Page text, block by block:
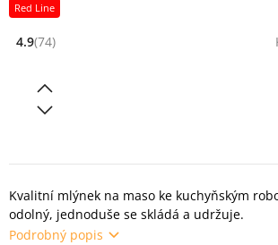
Red Line
Hodnocení: 4.9 z 5 (74 recenzí)
4.9(74)
Kvalitní mlýnek na maso ke kuchyňským
odolný, jednoduše se skládá a udržuje.
Podrobný popis